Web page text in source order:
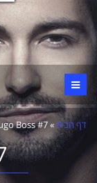
דף הבית»
Boss #7